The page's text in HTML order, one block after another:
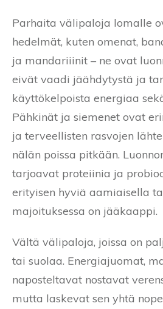
Parhaita välipaloja lomalle
hedelmät, kuten omenat,
ja mandariiinit – ne ovat
eivät vaadi jäähdytystä ja
käyttökelpoista energiaa
Pähkinät ja siemenet ovat
ja terveellisten rasvojen
nälän poissa pitkään.
tarjoavat proteiinia ja
erityisen hyviä aamiaisella
majoituksessa on jääkaappi.
Vältä välipaloja, joissa on
tai suolaa. Energiajuomat,
naposteltavat nostavat
mutta laskevat sen yhtä